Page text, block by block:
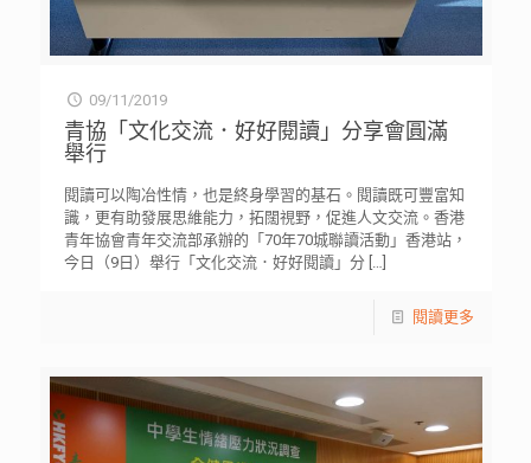
09/11/2019
青協「文化交流．好好閱讀」分享會圓滿
舉行
閱讀可以陶冶性情，也是終身學習的基石。閱讀既可豐富知
識，更有助發展思維能力，拓闊視野，促進人文交流。香港
青年協會青年交流部承辦的「70年70城聯讀活動」香港站，
今日（9日）舉行「文化交流．好好閱讀」分[…]
閱讀更多